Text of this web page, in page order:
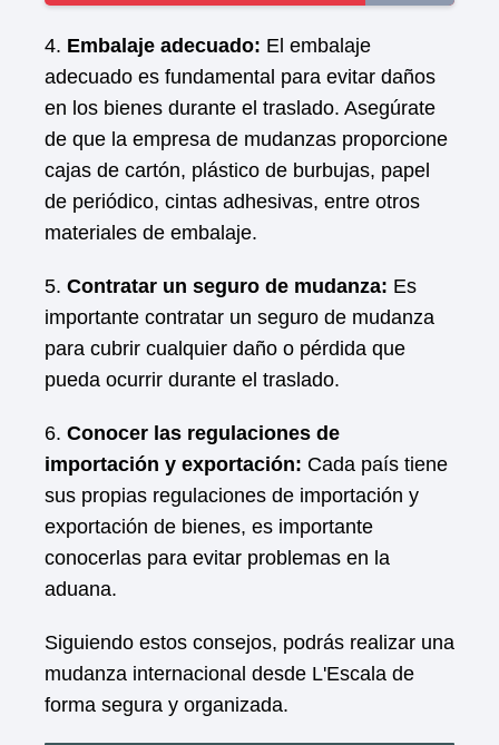
4. Embalaje adecuado: El embalaje
adecuado es fundamental para evitar daños
en los bienes durante el traslado. Asegúrate
de que la empresa de mudanzas proporcione
cajas de cartón, plástico de burbujas, papel
de periódico, cintas adhesivas, entre otros
materiales de embalaje.
5. Contratar un seguro de mudanza: Es
importante contratar un seguro de mudanza
para cubrir cualquier daño o pérdida que
pueda ocurrir durante el traslado.
6. Conocer las regulaciones de
importación y exportación: Cada país tiene
sus propias regulaciones de importación y
exportación de bienes, es importante
conocerlas para evitar problemas en la
aduana.
Siguiendo estos consejos, podrás realizar una
mudanza internacional desde L'Escala de
forma segura y organizada.